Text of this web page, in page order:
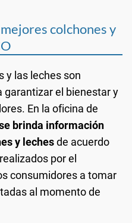
colchones y
y las leches son
el bienestar y
En la oficina de
brinda información
y lechesde acuerdo
por el
consumidores a tomar
al momento de